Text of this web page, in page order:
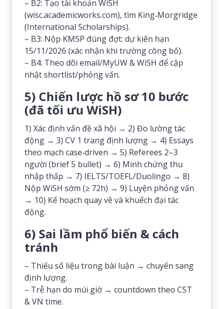
– B2: Tạo tài khoản WiSH
(wisc.academicworks.com), tìm King‑Morgridge
(International Scholarships).
– B3: Nộp KMSP đúng đợt: dự kiến hạn
15/11/2026 (xác nhận khi trường công bố).
– B4: Theo dõi email/MyUW & WiSH để cập
nhật shortlist/phỏng vấn.
5) Chiến lược hồ sơ 10 bước
(đã tối ưu WiSH)
1) Xác định vấn đề xã hội → 2) Đo lường tác
động → 3) CV 1 trang định lượng → 4) Essays
theo mạch case‑driven → 5) Referees 2–3
người (brief 5 bullet) → 6) Minh chứng thu
nhập thấp → 7) IELTS/TOEFL/Duolingo → 8)
Nộp WiSH sớm (≥ 72h) → 9) Luyện phỏng vấn
→ 10) Kế hoạch quay về và khuếch đại tác
động.
6) Sai lầm phổ biến & cách
tránh
– Thiếu số liệu trong bài luận → chuyển sang
định lượng.
– Trễ hạn do múi giờ → countdown theo CST
& VN time.